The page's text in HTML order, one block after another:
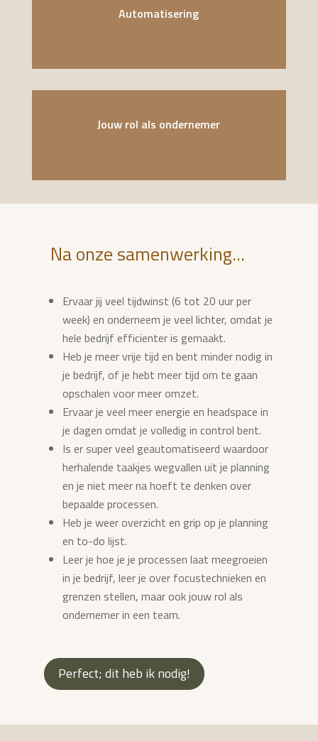
Automatisering
Jouw rol als ondernemer
Na onze samenwerking...
Ervaar jij veel tijdwinst (6 tot 20 uur per
week) en onderneem je veel lichter, omdat je
hele bedrijf efficienter is gemaakt.
Heb je meer vrije tijd en bent minder nodig in
je bedrijf, of je hebt meer tijd om te gaan
opschalen voor meer omzet.
Ervaar je veel meer energie en headspace in
je dagen omdat je volledig in control bent.
Is er super veel geautomatiseerd waardoor
herhalende taakjes wegvallen uit je planning
en je niet meer na hoeft te denken over
bepaalde processen.
Heb je weer overzicht en grip op je planning
en to-do lijst.
Leer je hoe je je processen laat meegroeien
in je bedrijf, leer je over focustechnieken en
grenzen stellen, maar ook jouw rol als
ondernemer in een team.
Perfect; dit heb ik nodig!